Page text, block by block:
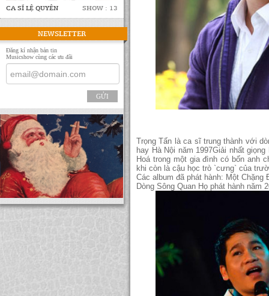
CA SĨ LỆ QUYÊN SHOW : 13
NEWSLETTER
Đăng kí nhận bản tin
Musicshow cùng các ưu đãi
GỬI
Trọng Tấn là ca sĩ trung thành với
hay Hà Nội năm 1997Giải nhất
Hoá trong một gia đình có bốn anh
khi còn là cậu học trò `cưng` của
Các album đã phát hành: Một
Dòng Sông Quan Họ phát hành năm